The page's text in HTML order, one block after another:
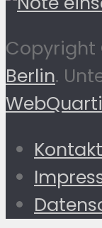
Copyright
Berlin.
Kontakt